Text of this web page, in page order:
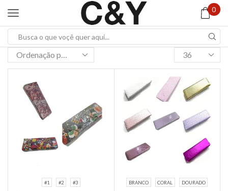
0
Products
per
page
#1 #2 #3 BRANCO CORAL DOURADO